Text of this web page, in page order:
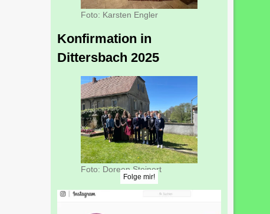
Foto: Karsten Engler
Konfirmation in
Dittersbach 2025
Foto: Doreen Steinert
Folge mir!